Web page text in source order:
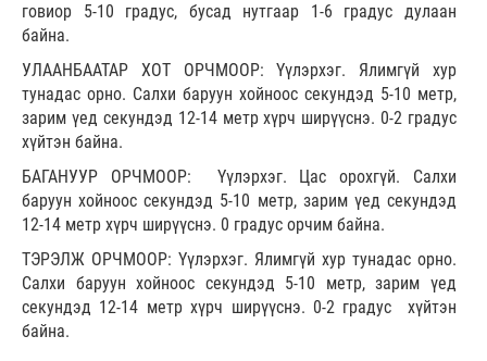
говиор 5-10 градус, бусад нутгаар 1-6 градус дулаан
байна.
УЛААНБААТАР ХОТ ОРЧМООР: Үүлэрхэг. Ялимгүй хур
тунадас орно. Салхи баруун хойноос секундэд 5-10 метр,
зарим үед секундэд 12-14 метр хүрч ширүүснэ. 0-2 градус
хүйтэн байна.
БАГАНУУР ОРЧМООР: Үүлэрхэг. Цас орохгүй. Салхи
баруун хойноос секундэд 5-10 метр, зарим үед секундэд
12-14 метр хүрч ширүүснэ. 0 градус орчим байна.
ТЭРЭЛЖ ОРЧМООР: Үүлэрхэг. Ялимгүй хур тунадас орно.
Салхи баруун хойноос секундэд 5-10 метр, зарим үед
секундэд 12-14 метр хүрч ширүүснэ. 0-2 градус хүйтэн
байна.